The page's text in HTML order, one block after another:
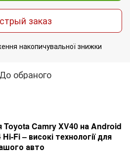
заказ
накопичувальної знижки
До обраного
Toyota Camry XV40 на Android
Fi – високі технології для
авто